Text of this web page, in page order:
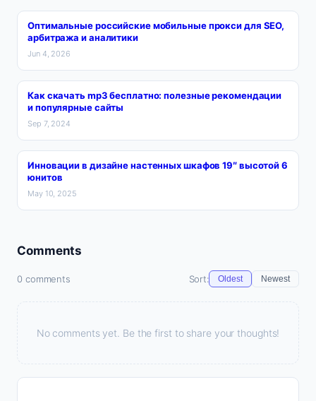
Оптимальные российские мобильные прокси для SEO,
арбитража и аналитики
Jun 4, 2026
Как скачать mp3 бесплатно: полезные рекомендации
и популярные сайты
Sep 7, 2024
Инновации в дизайне настенных шкафов 19″ высотой 6
юнитов
May 10, 2025
Comments
0 comments Sort: Oldest Newest
No comments yet. Be the first to share your thoughts!